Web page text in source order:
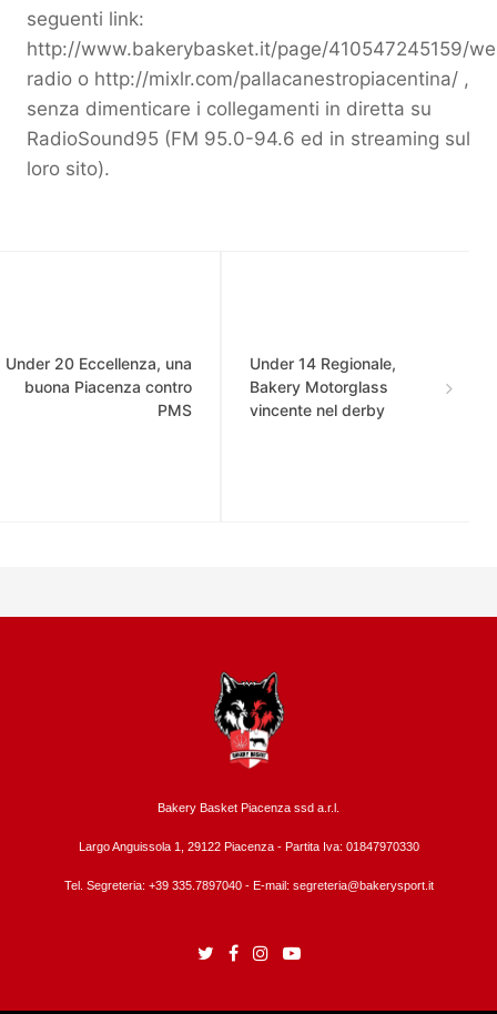
seguenti link:
http://www.bakerybasket.it/page/410547245159/
radio o http://mixlr.com/pallacanestropiacentina/ ,
senza dimenticare i collegamenti in diretta su
RadioSound95 (FM 95.0-94.6 ed in streaming sul
loro sito).
Under 20 Eccellenza, una
buona Piacenza contro
PMS
Under 14 Regionale,
Bakery Motorglass
vincente nel derby
Bakery Basket Piacenza ssd a.r.l.
Largo Anguissola 1, 29122 Piacenza - Partita Iva: 01847970330
Tel. Segreteria: +39 335.7897040 - E-mail: segreteria@bakerysport.it